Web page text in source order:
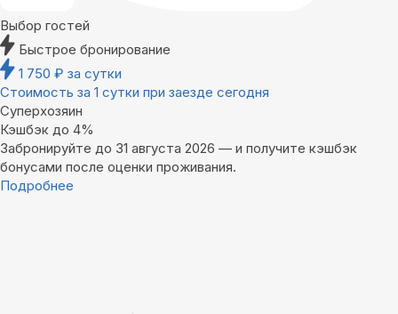
Выбор гостей
Быстрое бронирование
1 750 ₽ за сутки
Стоимость за 1 сутки при заезде сегодня
Суперхозяин
Кэшбэк до 4%
Забронируйте до 31 августа 2026 — и получите кэшбэк
бонусами после оценки проживания.
Подробнее